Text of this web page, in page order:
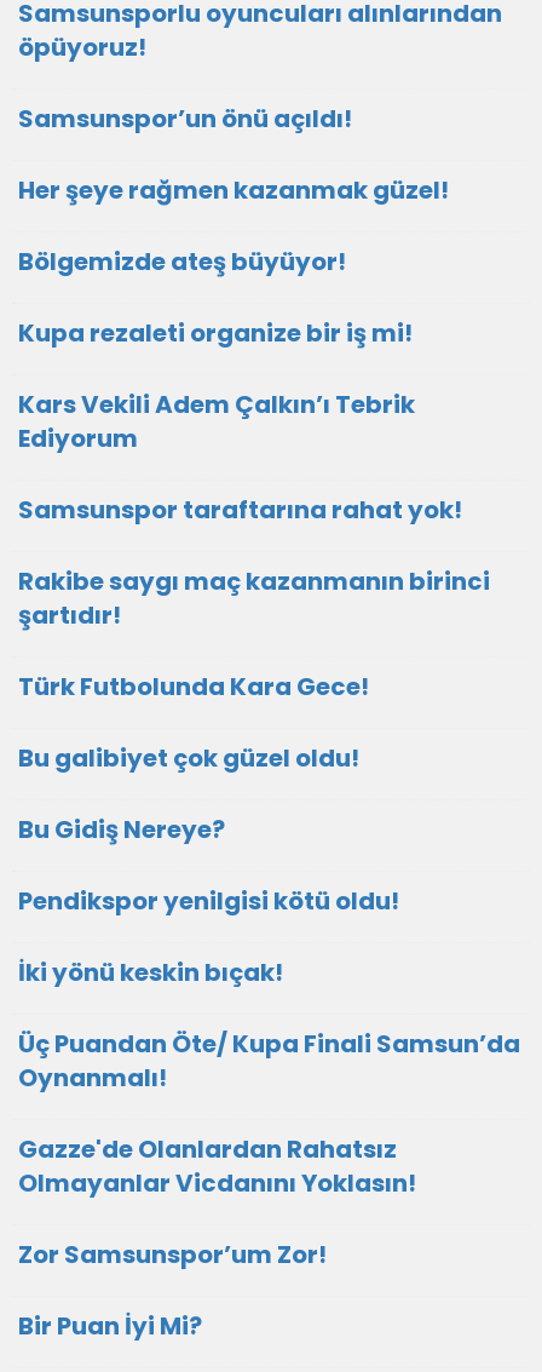
Samsunsporlu oyuncuları alınlarından
öpüyoruz!
Samsunspor’un önü açıldı!
Her şeye rağmen kazanmak güzel!
Bölgemizde ateş büyüyor!
Kupa rezaleti organize bir iş mi!
Kars Vekili Adem Çalkın’ı Tebrik
Ediyorum
Samsunspor taraftarına rahat yok!
Rakibe saygı maç kazanmanın birinci
şartıdır!
Türk Futbolunda Kara Gece!
Bu galibiyet çok güzel oldu!
Bu Gidiş Nereye?
Pendikspor yenilgisi kötü oldu!
İki yönü keskin bıçak!
Üç Puandan Öte/ Kupa Finali Samsun’da
Oynanmalı!
Gazze'de Olanlardan Rahatsız
Olmayanlar Vicdanını Yoklasın!
Zor Samsunspor’um Zor!
Bir Puan İyi Mi?